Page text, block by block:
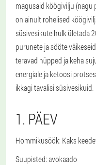
magusaid köögivilju (nagu
on ainult rohelised
süsivesikute hulk ületada
purunete ja sööte
teravad hüpped ja keha
energiale ja ketoosi
ikkagi tavalisi süsivesikuid.
1. PÄEV
Hommikusöök: Kaks
Suupisted: avokaado